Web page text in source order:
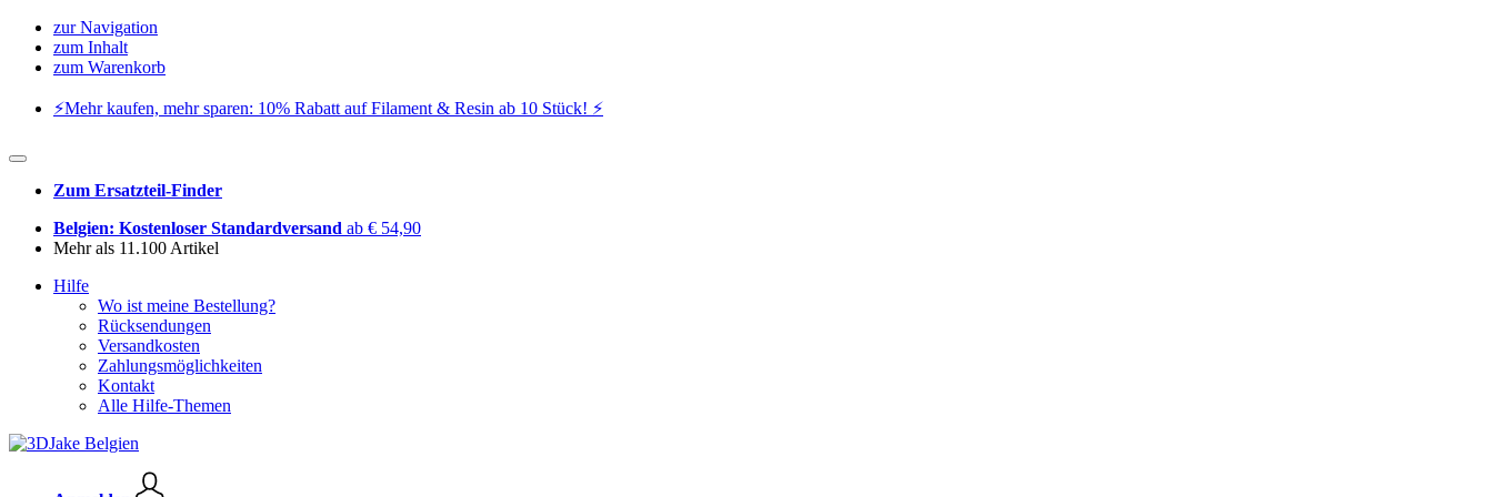
zur Navigation
zum Inhalt
zum Warenkorb
⚡️Mehr kaufen, mehr sparen: 10% Rabatt auf Filament & Resin ab 10 Stück! ⚡️
Zum Ersatzteil-Finder
Belgien: Kostenloser Standardversand ab € 54,90
Mehr als 11.100 Artikel
Hilfe
Wo ist meine Bestellung?
Rücksendungen
Versandkosten
Zahlungsmöglichkeiten
Kontakt
Alle Hilfe-Themen